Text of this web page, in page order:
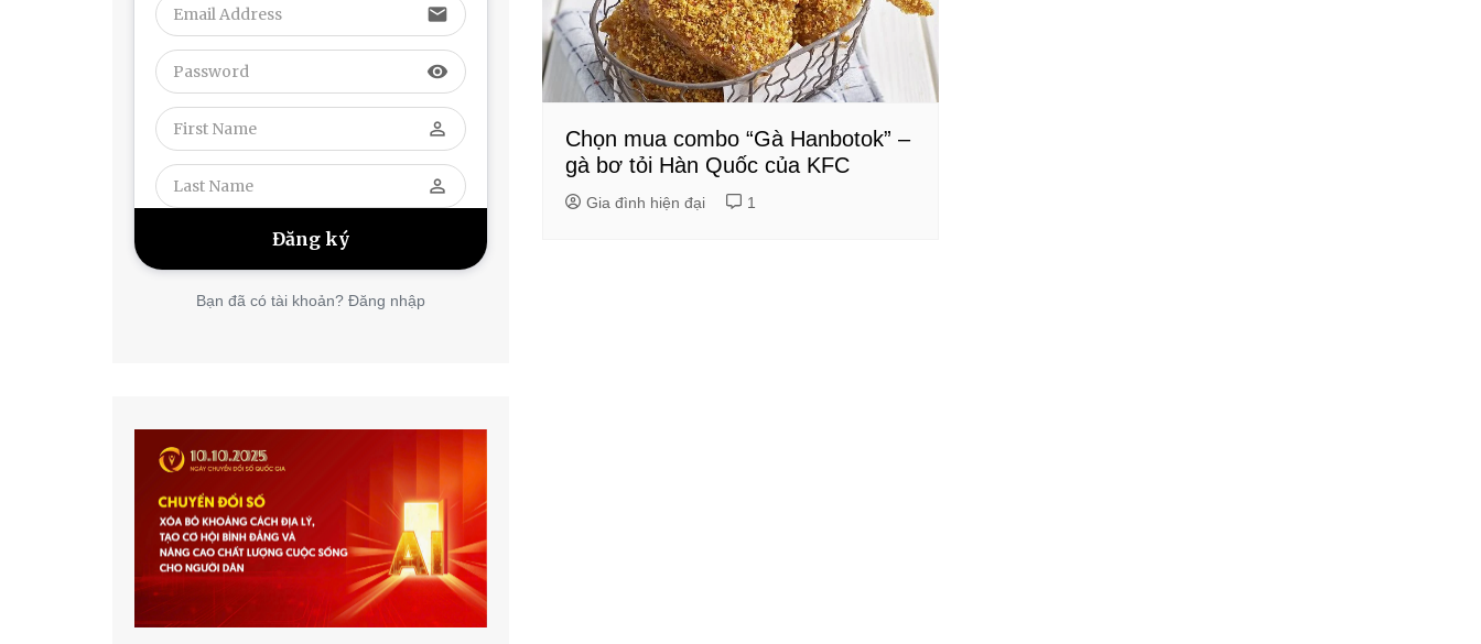
Chọn mua combo “Gà Hanbotok” –
gà bơ tỏi Hàn Quốc của KFC
Gia đình hiện đại 1
email
visibility
perm_identity
perm_identity
Bạn đã có tài khoản? Đăng nhập